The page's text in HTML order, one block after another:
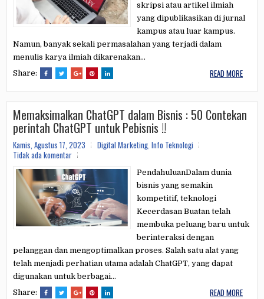
skripsi atau artikel ilmiah
yang dipublikasikan di jurnal
kampus atau luar kampus.
Namun, banyak sekali permasalahan yang terjadi dalam
menulis karya ilmiah dikarenakan...
Share:
READ MORE
Memaksimalkan ChatGPT dalam Bisnis : 50 Contekan
perintah ChatGPT untuk Pebisnis !!
Kamis, Agustus 17, 2023 Digital Marketing, Info Teknologi
Tidak ada komentar
PendahuluanDalam dunia
bisnis yang semakin
kompetitif, teknologi
Kecerdasan Buatan telah
membuka peluang baru untuk
berinteraksi dengan
pelanggan dan mengoptimalkan proses. Salah satu alat yang
telah menjadi perhatian utama adalah ChatGPT, yang dapat
digunakan untuk berbagai...
Share:
READ MORE